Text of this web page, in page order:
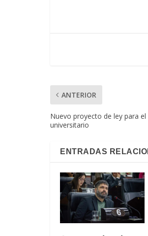
ANTERIOR
Nuevo proyecto de ley para
universitario
ENTRADAS